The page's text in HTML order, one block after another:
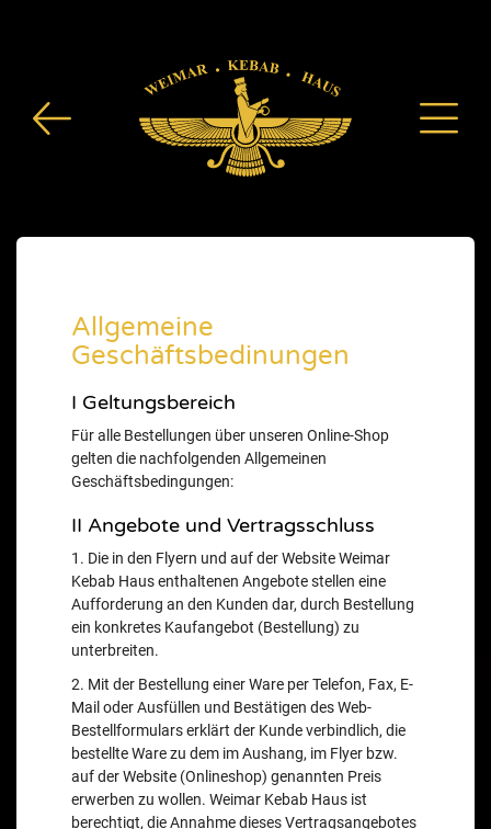
Allgemeine
Geschäftsbedinungen
I Geltungsbereich
Für alle Bestellungen über unseren Online-Shop
gelten die nachfolgenden Allgemeinen
Geschäftsbedingungen:
II Angebote und Vertragsschluss
1. Die in den Flyern und auf der Website Weimar
Kebab Haus enthaltenen Angebote stellen eine
Aufforderung an den Kunden dar, durch Bestellung
ein konkretes Kaufangebot (Bestellung) zu
unterbreiten.
2. Mit der Bestellung einer Ware per Telefon, Fax, E-
Mail oder Ausfüllen und Bestätigen des Web-
Bestellformulars erklärt der Kunde verbindlich, die
bestellte Ware zu dem im Aushang, im Flyer bzw.
auf der Website (Onlineshop) genannten Preis
erwerben zu wollen. Weimar Kebab Haus ist
berechtigt, die Annahme dieses Vertragsangebotes